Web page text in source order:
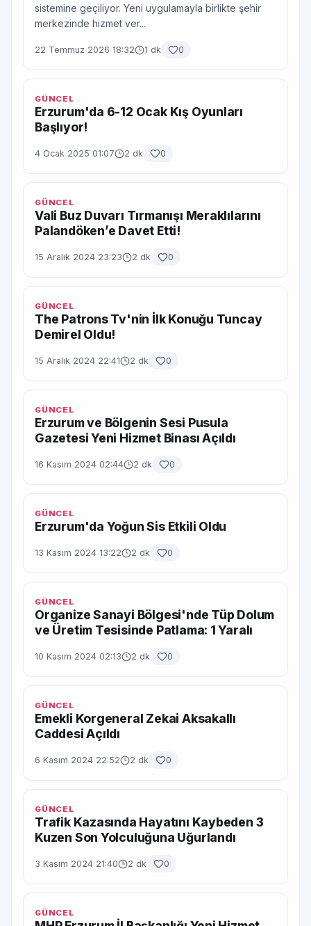
sistemine geçiliyor. Yeni uygulamayla birlikte şehir
merkezinde hizmet ver...
22 Temmuz 2026 18:32 1 dk 0
GÜNCEL
Erzurum'da 6-12 Ocak Kış Oyunları
Başlıyor!
4 Ocak 2025 01:07 2 dk 0
GÜNCEL
Vali Buz Duvarı Tırmanışı Meraklılarını
Palandöken’e Davet Etti!
15 Aralık 2024 23:23 2 dk 0
GÜNCEL
The Patrons Tv'nin İlk Konuğu Tuncay
Demirel Oldu!
15 Aralık 2024 22:41 2 dk 0
GÜNCEL
Erzurum ve Bölgenin Sesi Pusula
Gazetesi Yeni Hizmet Binası Açıldı
16 Kasım 2024 02:44 2 dk 0
GÜNCEL
Erzurum'da Yoğun Sis Etkili Oldu
13 Kasım 2024 13:22 2 dk 0
GÜNCEL
Organize Sanayi Bölgesi'nde Tüp Dolum
ve Üretim Tesisinde Patlama: 1 Yaralı
10 Kasım 2024 02:13 2 dk 0
GÜNCEL
Emekli Korgeneral Zekai Aksakallı
Caddesi Açıldı
6 Kasım 2024 22:52 2 dk 0
GÜNCEL
Trafik Kazasında Hayatını Kaybeden 3
Kuzen Son Yolculuğuna Uğurlandı
3 Kasım 2024 21:40 2 dk 0
GÜNCEL